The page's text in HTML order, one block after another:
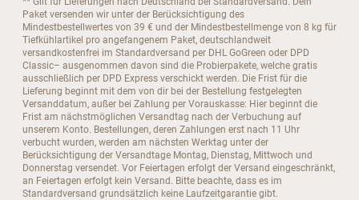
Paket versenden wir unter der Berücksichtigung des
Mindestbestellwertes von 39 € und der Mindestbestellmenge von 8 kg für
Tiefkühlartikel pro angefangenem Paket, deutschlandweit
versandkostenfrei im Standardversand per DHL GoGreen oder DPD
Classic– ausgenommen davon sind die Probierpakete, welche gratis
ausschließlich per DPD Express verschickt werden. Die Frist für die
Lieferung beginnt mit dem von dir bei der Bestellung festgelegten
Versanddatum, außer bei Zahlung per Vorauskasse: Hier beginnt die
Frist am nächstmöglichen Versandtag nach der Verbuchung auf
unserem Konto. Bestellungen, deren Zahlungen erst nach 11 Uhr
verbucht wurden, werden am nächsten Werktag unter der
Berücksichtigung der Versandtage Montag, Dienstag, Mittwoch und
Donnerstag versendet. Vor Feiertagen erfolgt der Versand eingeschränkt,
an Feiertagen erfolgt kein Versand. Bitte beachte, dass es im
Standardversand grundsätzlich keine Laufzeitgarantie gibt.